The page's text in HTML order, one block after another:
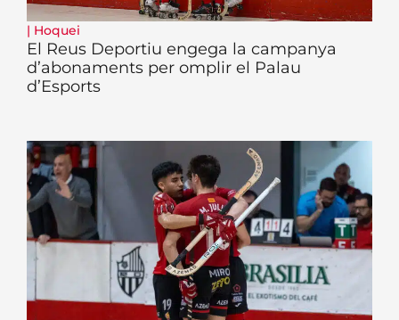
| Hoquei
El Reus Deportiu engega la campanya
d’abonaments per omplir el Palau
d’Esports